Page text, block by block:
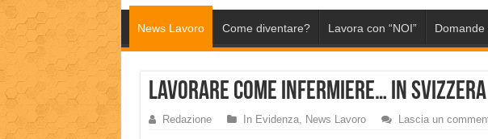
News Lavoro Come diventare? Lavora con “NOI” Domande
Lavorare come infermiere… in Svizzera
Redazione In Evidenza, News Lavoro Lascia un